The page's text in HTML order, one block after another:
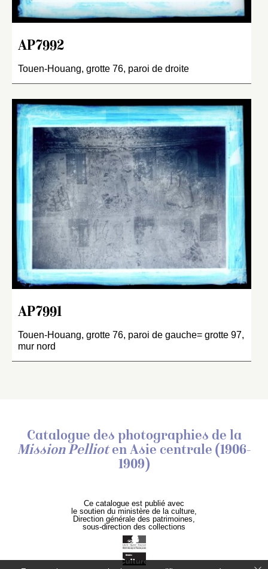
AP7992
Touen-Houang, grotte 76, paroi de droite
AP7991
Touen-Houang, grotte 76, paroi de gauche= grotte 97,
mur nord
Catalogue des photographies de la
Mission Pellioten Asie centrale (1906-
1909)
Ce catalogue est publié avec
le soutien du ministère de la culture,
Direction générale des patrimoines,
sous-direction des collections